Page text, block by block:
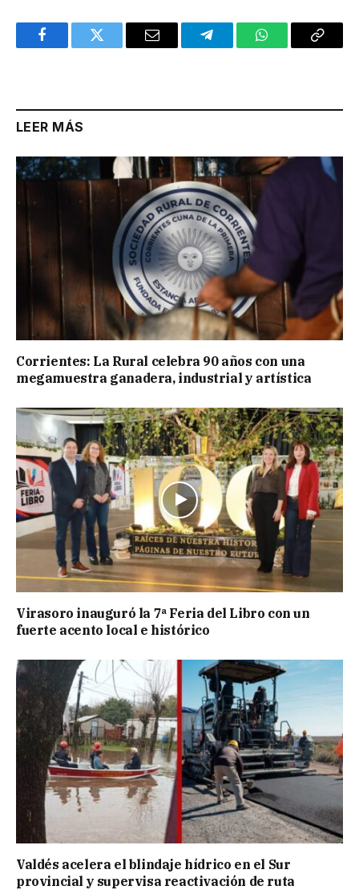
FacebookTwitter Email TelegramWhatsAppCopy
LEER MÁS
Corrientes: La Rural celebra 90 años con una
megamuestra ganadera, industrial y artística
Virasoro inauguró la 7ª Feria del Libro con un
fuerte acento local e histórico
Valdés acelera el blindaje hídrico en el Sur
provincial y supervisa reactivación de ruta